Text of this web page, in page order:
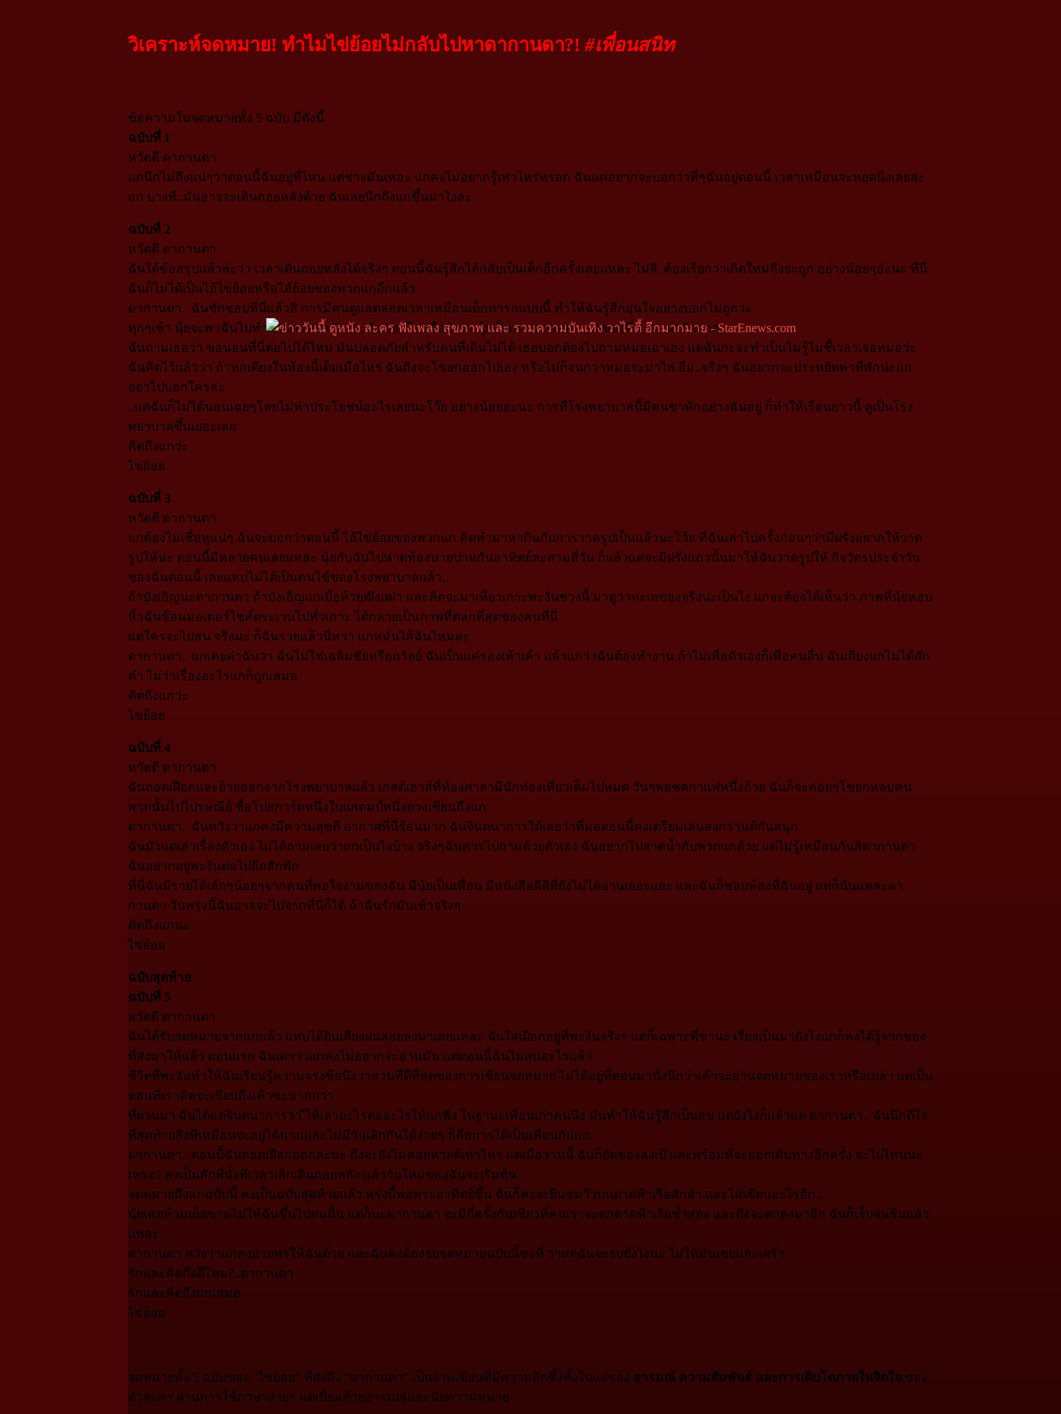
วิเคราะห์จดหมาย! ทำไมไข่ย้อยไม่กลับไปหาดากานดา?! #เพื่อนสนิท
ข้อความในจดหมายทั้ง 5 ฉบับ มีดังนี้
ฉบับที่ 1
หวัดดี ดากานดา
แกนึกไม่ถึงแน่ๆว่าตอนนี้ฉันอยู่ที่ไหน แต่ช่างมันเหอะ แกคงไม่อยากรู้เท่าไหร่หรอก ฉันแค่อยากจะบอกว่าที่ๆฉันอยู่ตอนนี้ เวลาเหมือนจะหยุดนิ่งเลยล่ะ
แก บางที..มันอาจจะเดินถอยหลังด้วย ฉันเลยนึกถึงแกขึ้นมาไงล่ะ
ฉบับที่ 2
หวัดดี ดากานดา
ฉันได้ข้อสรุปแล้วล่ะว่า เวลาเดินถอยหลังได้จริงๆ ตอนนี้ฉันรู้สึกได้กลับเป็นเด็กอีกครั้งเลยแหละ ไม่สิ..ต้องเรียกว่าเกิดใหม่ถึงจะถูก อย่างน้อยๆอ่ะนะ ที่นี่
ฉันก็ไม่ได้เป็นไอ้ไข่ย้อยหรือไอ้ย้อยของพวกแกอีกแล้ว
ดากานดา.. ฉันชักชอบที่นี่แล้วสิ การมีคนดูแลตลอดเวลาเหมือนเด็กทารกแบบนี้ ทำให้ฉันรู้สึกอุ่นใจอย่างบอกไม่ถูกว่ะ
ทุกๆเช้า นุ้ยจะพาฉันไปทำกายภาพบำบัด เอ..ฉันบอกไปหรือยังว่า นุ้ยเป็นนางสาวพยาบาลของที่นี่ เธอน่ารักมาก
ฉันถามเธอว่า ขอนอนที่นี่ต่อไปได้ไหม มันปลอดภัยสำหรับคนที่เดินไม่ได้ เธอบอกต้องไปถามหมอเอาเอง แต่ฉันกะจะทำเป็นไม่รู้ไม่ชี้เวลาเจอหมอว่ะ
ฉันคิดไว้แล้วว่า ถ้าหกเตียงในห้องนี้เต็มเมื่อไหร่ ฉันถึงจะโขยกออกไปเอง หรือไม่ก็จนกว่าหมอจะมาไล่ อืม..จริงๆ ฉันอยากจะประหยัดค่าที่พักน่ะแก
อย่าไปบอกใครล่ะ
..แต่ฉันก็ไม่ได้นอนเฉยๆโดยไม่ทำประโยชน์อะไรเลยนะโว๊ย อย่างน้อยอ่ะนะ การที่โรงพยาบาลนี้มีคนขาหักอย่างฉันอยู่ ก็ทำให้เรือนยาวนี้ ดูเป็นโรง
พยาบาลขึ้นเยอะเลย
คิดถึงแกว่ะ
ไข่ย้อย
ฉบับที่ 3
หวัดดี ดากานดา
แกต้องไม่เชื่อหูแน่ๆ ฉันจะบอกว่าตอนนี้ ไอ้ไข่ย้อยของพวกแก คิดทำมาหากินกับการวาดรูปเป็นแล้วนะโว้ย ที่ฉันเล่าไปครั้งก่อนๆว่ามีฝรั่งอยากให้วาด
รูปให้น่ะ ตอนนี้มีหลายคนเลยแหละ นุ้ยกับฉันไปหาดท้องนายปานกันอาทิตย์ละสามสี่วัน ก็แล้วแต่จะมีฝรั่งแถวนั้นมาให้ฉันวาดรูปให้ กิจวัตรประจำวัน
ของฉันตอนนี้ เลยแทบไม่ได้เป็นคนไข้ของโรงพยาบาลแล้ว..
ถ้าบังเอิญนะดากานดา ถ้าบังเอิญแกเบื่อห้วยฒึงเฒ่า และคิดจะมาเที่ยวเกาะพะงันช่วงนี้ มาดูว่าทะเลของจริงน่ะเป็นไง แกจะต้องได้เห็นว่า ภาพที่นุ้ยหอบ
หิ้วฉันซ้อนมอเตอร์ไซค์ตระเวนไปทั่วเกาะ ได้กลายเป็นภาพที่ตลกที่สุดของคนที่นี่
แต่ใครจะไปสน จริงมะ ก็ฉันรวยแล้วนี่หว่า แกหมั่นไส้ฉันไหมล่ะ
ดากานดา.. แกเคยด่าฉันว่า ฉันไม่ใช่เฉลิมชัยหรือถวัลย์ ฉันเป็นแค่รองเท้าเค้า แล้วแกว่าฉันต้องทำงาน ถ้าไม่เพื่อตัวเองก็เพื่อคนอื่น ฉันเถียงแกไม่ได้สัก
คำ ไม่ว่าเรื่องอะไรแกก็ถูกเสมอ
คิดถึงแกว่ะ
ไข่ย้อย
ฉบับที่ 4
หวัดดี ดากานดา
ฉันถอดเฝือกและย้ายออกจากโรงพยาบาลแล้ว เกสต์เฮาส์ที่ท้องศาลามีนักท่องเที่ยวเต็มไปหมด วันๆพอซดกาแฟหนึ่งถ้วย ฉันก็จะค่อยๆโขยกหลบคน
พวกนั้นไปไปรษณีย์ ซื้อโปสการ์ดหนึ่งใบแสตมป์หนึ่งดวงเขียนถึงแก
ดากานดา.. ฉันหวังว่าแกคงมีความสุขดี อากาศที่นี่ร้อนมาก ฉันจินตนาการได้เลยว่าที่มอตอนนี้คงเตรียมเล่นสงกรานต์กันสนุก
ฉันมัวแต่เล่าเรื่องตัวเอง ไม่ได้ถามเลยว่าแกเป็นไงบ้าง จริงๆฉันควรไปถามด้วยตัวเอง ฉันอยากไปสาดน้ำกับพวกแกด้วย แต่ไม่รู้เหมือนกันสิดากานดา
ฉันอยากอยู่พะงันต่อไปอีกสักพัก
ที่นี่ฉันมีรายได้เล้กๆน้อยๆจากคนที่พอใจงานของฉัน มีนุ้ยเป็นเพื่อน มีหนังสือดีดีที่ยังไม่ได้อ่านเยอะแยะ และฉันก็ชอบห้องที่ฉันอยู่ แต่ก็นั่นแหละดา
กานดา วันพรุ่งนี้ฉันอาจจะไปจากที่นี่ก็ได้ ถ้าฉันรักมันเข้าจริงๆ
คิดถึงแกนะ
ไข่ย้อย
ฉบับสุดท้าย
ฉบับที่ 5
สวัสดี ดากานดา
ฉันได้รับจดหมายจากแกแล้ว แทบได้ยินเสียงฝนลอยลงมาเลยแหละ ฉันใส่เฝือกอยู่ที่พะงันจริงๆ แต่ก็เฉพาะที่ขานะ เรื่องเป็นมายังไงแกก็คงได้รู้จากของ
ที่ส่งมาให้แล้ว ตอนแรก ฉันเดาว่าแกคงไม่อยากจะอ่านมัน แต่ตอนนี้ฉันไม่สนอะไรแล้ว
ชีวิตที่พะงันทำให้ฉันเรียนรู้ความจรงข้อนึงว่าส่วนที่ดีที่สุดของการเขียนจดหมาย ไม่ได้อยู่ที่ตอนมานั่งนึกว่าเค้าจะอ่านจดหมายของเราหรือเปล่า แต่เป็น
ตอนที่เราคิดจะเขียนถึงเค้าซะมากกว่า
ที่ผ่านมา ฉันได้แต่จินตนาการว่า ืได้เล่าอะไรต่ออะไรให้แกฟัง ในฐานะเพื่อนเก่าคนนึง มันทำให้ฉันรู้สึกเป็นสุข แต่ยังไงก็แล้วแต่ ดากานดา.. ฉันนึกดีใจ
ที่สุดท้ายสิ่งที่เหมือนจะอยู่ได้นานและไม่มีวันเลิกกันได้ง่ายๆ ก็คือการได้เป็นเพื่อนกับแก..
ดากานดา.. ตอนนี้ฉันถอดเฝือกออกละนะ ถึงจะยังไม่ค่อยหายดีเท่าไหร่ แต่เมื่อวานนี้ ฉันก็ยัดของลงเป้ และพร้อมที่จะออกเดินทางอีกครั้ง จะไปไหนน่ะ
เหรอ? คงเป็นสักที่มั้งที่เวลาเลิกเดินถอยหลัง แล้ววันใหม่ของฉันจะเริ่มต้น
จดหมายถึงแกฉบับนี้ คงเป็นฉบับสุดท้ายแล้ว พรุ่งนี้พอพระอาทิตย์ขึ้น ฉันก็คงจะยืนชมวิวบนดาดฟ้าเรือสักลำ และไม่เขียนอะไรอีก..
นุ้ยเคยห้ามเด็ดขาดไม่ให้ฉันขึ้นไปบนนั้น แต่ก็นะดากานดา จะมีกี่ครั้งกันเชียวที่คนเราจะตกดาดฟ้าเรือซ้ำสอง และถึงจะตกลงมาอีก ฉันก็เจ็บจนชินแล้ว
แหละ
ดากานดา หวังว่าแกคงอวยพรให้ฉันด้วย และฉันคงต้องจบจดหมายฉบับนี้ซะที ว่าแต่ฉันจะจบยังไงนะ ไม่ให้มันเชยและเศร้า
รักและคิดถึงดีไหม?..ดากานดา
รักและคิดถึงแกเสมอ
ไข่ย้อย
จดหมายทั้ง 5 ฉบับของ “ไข่ย้อย” ที่ส่งถึง “ดากานดา” เป็นงานเขียนที่มีความลึกซึ้งทั้งในแง่ของ อารมณ์ ความสัมพันธ์ และการเติบโตภายในจิตใจของ
ตัวละคร ผ่านการใช้ภาษาง่ายๆ แต่เปี่ยมด้วยอารมณ์และนัยความหมาย